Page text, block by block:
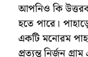
আপনিও কি
হতে পারে।
একটি মনোরম
প্রত্যন্ত নির্জন